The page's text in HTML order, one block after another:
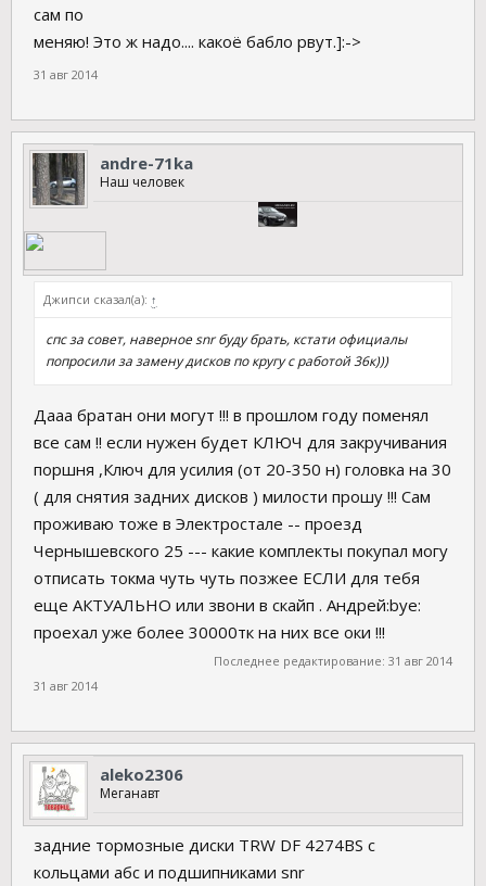
сам по
меняю! Это ж надо.... какоё бабло рвут.]:->
31 авг 2014
andre-71ka
Наш человек
Джипси сказал(а): ↑
спс за совет, наверное snr буду брать, кстати официалы
попросили за замену дисков по кругу с работой 36к)))
Дааа братан они могут !!! в прошлом году поменял
все сам !! если нужен будет КЛЮЧ для закручивания
поршня ,Ключ для усилия (от 20-350 н) головка на 30
( для снятия задних дисков ) милости прошу !!! Сам
проживаю тоже в Электростале -- проезд
Чернышевского 25 --- какие комплекты покупал могу
отписать токма чуть чуть позжее ЕСЛИ для тебя
еще АКТУАЛЬНО или звони в скайп . Андрей:bye:
проехал уже более 30000тк на них все оки !!!
Последнее редактирование: 31 авг 2014
31 авг 2014
aleko2306
Меганавт
задние тормозные диски TRW DF 4274BS с
кольцами абс и подшипниками snr